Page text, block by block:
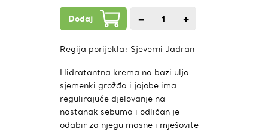
Dodaj − 1 +
Regija porijekla: Sjeverni Jadran
Hidratantna krema na bazi ulja
sjemenki grožđa i jojobe ima
regulirajuće djelovanje na
nastanak sebuma i odličan je
odabir za njegu masne i mješovite